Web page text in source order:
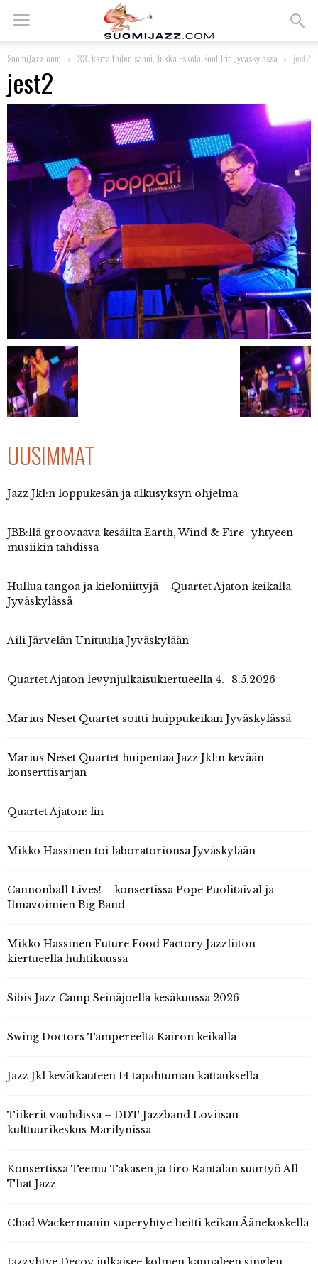
SuomiJazz.com 33. kerta toden sanoi: Jukka Eskola Soul Trio Jyväskylässä jest2
jest2
UUSIMMAT
Jazz Jkl:n loppukesän ja alkusyksyn ohjelma
JBB:llä groovaava kesäilta Earth, Wind & Fire -yhtyeen
musiikin tahdissa
Hullua tangoa ja kieloniittyjä – Quartet Ajaton keikalla
Jyväskylässä
Aili Järvelän Unituulia Jyväskylään
Quartet Ajaton levynjulkaisukiertueella 4.–8.5.2026
Marius Neset Quartet soitti huippukeikan Jyväskylässä
Marius Neset Quartet huipentaa Jazz Jkl:n kevään
konserttisarjan
Quartet Ajaton: fin
Mikko Hassinen toi laboratorionsa Jyväskylään
Cannonball Lives! – konsertissa Pope Puolitaival ja
Ilmavoimien Big Band
Mikko Hassinen Future Food Factory Jazzliiton
kiertueella huhtikuussa
Sibis Jazz Camp Seinäjoella kesäkuussa 2026
Swing Doctors Tampereelta Kairon keikalla
Jazz Jkl kevätkauteen 14 tapahtuman kattauksella
Tiikerit vauhdissa – DDT Jazzband Loviisan
kulttuurikeskus Marilynissa
Konsertissa Teemu Takasen ja Iiro Rantalan suurtyö All
That Jazz
Chad Wackermanin superyhtye heitti keikan Äänekoskella